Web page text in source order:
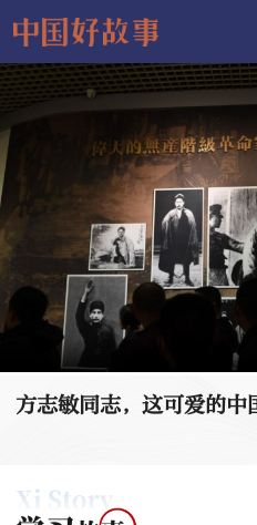
方志敏同志，这可爱的中